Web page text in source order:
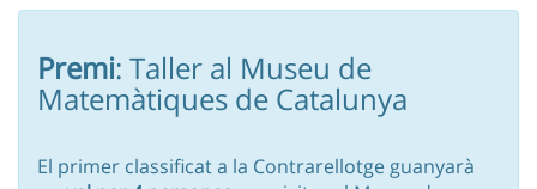
Premi: Taller al Museu de
Matemàtiques de Catalunya
El primer classificat a la Contrarellotge guanyarà